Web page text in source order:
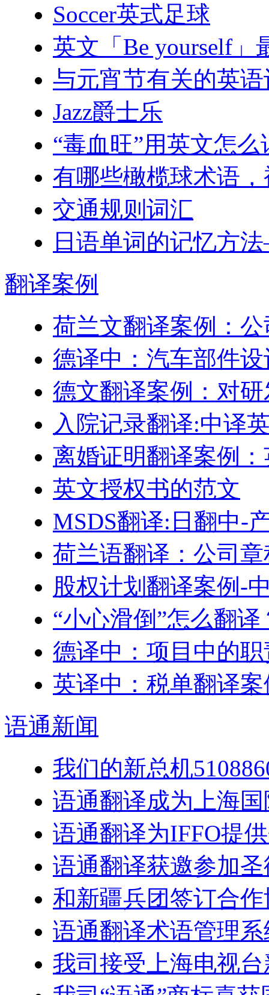
Soccer英式足球
英文「Be yourself
与元宵节有关的英
Jazz爵士乐
“毒血旺”用英文怎么
有哪些橄榄球术语
交通规则词汇
日语单词的记忆方
翻译案例
荷兰文翻译案例：
德译中：汽车部件
德文翻译案例：对
入院记录翻译:中译
离婚证明翻译案例
英文授权书的范文
MSDS翻译:日翻中-
荷兰语翻译：公司
股权计划翻译案例-
“小心滑倒”怎么翻译
德译中：项目中的
英译中：税单翻译案
语通新闻
我们的新总机
语通翻译成为上海
语通翻译为IFFO提
语通翻译获邀参加
和新疆兵团签订合
语通翻译术语管理
我司接受上海电视